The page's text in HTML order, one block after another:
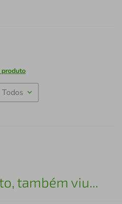
Todos
também viu...